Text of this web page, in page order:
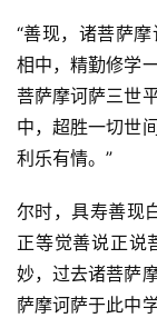
“善现，诸菩萨
相中，精勤修学
菩萨摩诃萨三世
中，超胜一切世
利乐有情。”
尔时，具寿善现
正等觉善说正说
妙，过去诸菩萨
萨摩诃萨于此中